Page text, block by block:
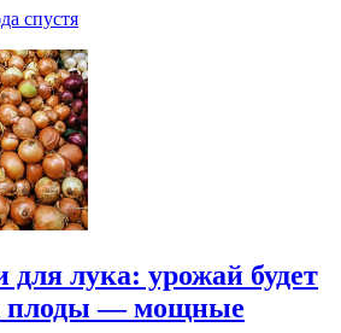
спустя
лука: урожай будет
плоды — мощные